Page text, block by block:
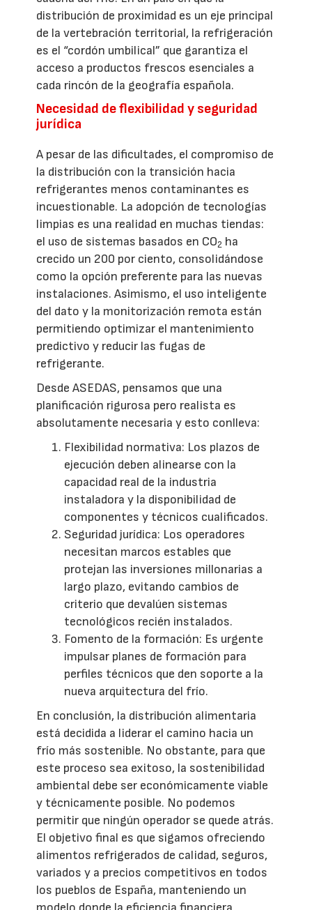
distribución de proximidad es un eje principal
de la vertebración territorial, la refrigeración
es el “cordón umbilical” que garantiza el
acceso a productos frescos esenciales a
cada rincón de la geografía española.
Necesidad de flexibilidad y seguridad
jurídica
A pesar de las dificultades, el compromiso de
la distribución con la transición hacia
refrigerantes menos contaminantes es
incuestionable. La adopción de tecnologías
limpias es una realidad en muchas tiendas:
el uso de sistemas basados en CO2 ha
crecido un 200 por ciento, consolidándose
como la opción preferente para las nuevas
instalaciones. Asimismo, el uso inteligente
del dato y la monitorización remota están
permitiendo optimizar el mantenimiento
predictivo y reducir las fugas de
refrigerante.
Desde ASEDAS, pensamos que una
planificación rigurosa pero realista es
absolutamente necesaria y esto conlleva:
Flexibilidad normativa: Los plazos de
ejecución deben alinearse con la
capacidad real de la industria
instaladora y la disponibilidad de
componentes y técnicos cualificados.
Seguridad jurídica: Los operadores
necesitan marcos estables que
protejan las inversiones millonarias a
largo plazo, evitando cambios de
criterio que devalúen sistemas
tecnológicos recién instalados.
Fomento de la formación: Es urgente
impulsar planes de formación para
perfiles técnicos que den soporte a la
nueva arquitectura del frío.
En conclusión, la distribución alimentaria
está decidida a liderar el camino hacia un
frío más sostenible. No obstante, para que
este proceso sea exitoso, la sostenibilidad
ambiental debe ser económicamente viable
y técnicamente posible. No podemos
permitir que ningún operador se quede atrás.
El objetivo final es que sigamos ofreciendo
alimentos refrigerados de calidad, seguros,
variados y a precios competitivos en todos
los pueblos de España, manteniendo un